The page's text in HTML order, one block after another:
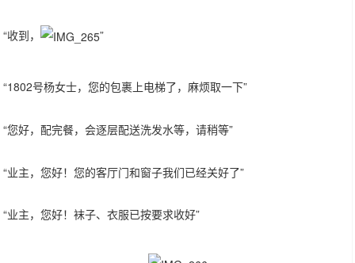
“收到， ”
“1802号杨女士，您的包裹上电梯了，麻烦取一下”
“您好，配完餐，会逐层配送洗发水等，请稍等”
“业主，您好！您的客厅门和窗子我们已经关好了”
“业主，您好！袜子、衣服已按要求收好”